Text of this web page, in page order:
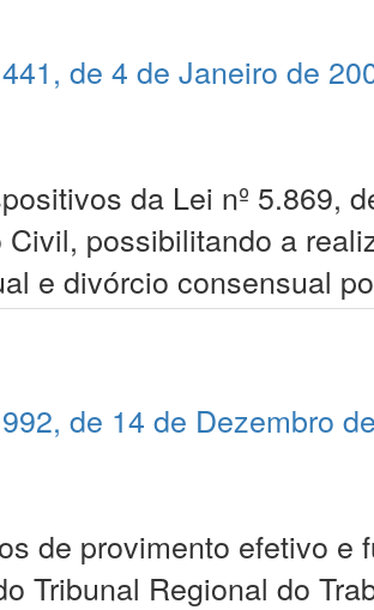
de 4 de Janeiro de
da Lei nº 5.869,
Civil, possibilitando a
e divórcio consensual
de 14 de Dezembro
de provimento efetivo e
Tribunal Regional do